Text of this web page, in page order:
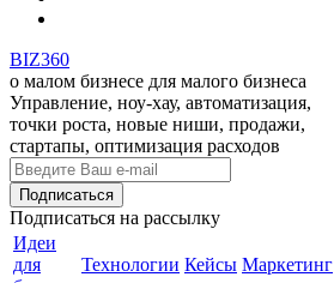
BIZ360
о малом бизнесе для малого бизнеса
Управление, ноу-хау, автоматизация,
точки роста, новые ниши, продажи,
стартапы, оптимизация расходов
Подписаться на рассылку
Идеи
для
Технологии Кейсы Маркетинг